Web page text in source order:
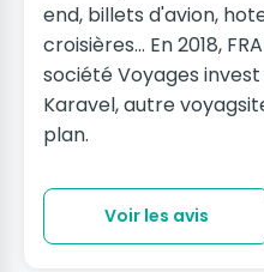
end, billets d'avion,
croisières... En 2018,
société Voyages
Karavel, autre
plan.
Voir les avis